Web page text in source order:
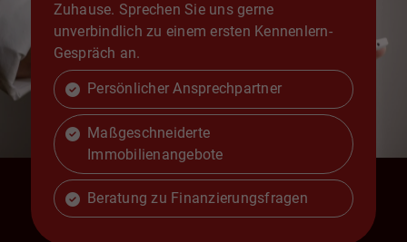
Zuhause. Sprechen Sie uns gerne
unverbindlich zu einem ersten Kennenlern-
Gespräch an.
Persönlicher Ansprechpartner
Maßgeschneiderte
Immobilienangebote
Beratung zu Finanzierungsfragen